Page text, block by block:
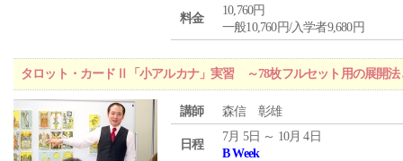
料金
10,760円
一般10,760円/入学者9,680円
タロット・カードⅡ「小アルカナ」実習 ～78枚フルセット用の展開法
講師 森信 彰雄
日程
7月 5日 ～ 10月 4日
B Week